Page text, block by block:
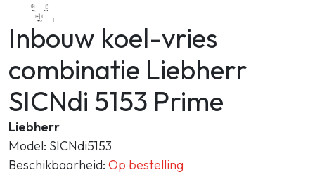
Inbouw koel-vries
combinatie Liebherr
SICNdi 5153 Prime
Liebherr
Model: SICNdi5153
Beschikbaarheid: Op bestelling